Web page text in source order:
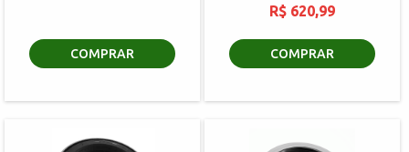
COMPRAR
R$ 620,99
COMPRAR